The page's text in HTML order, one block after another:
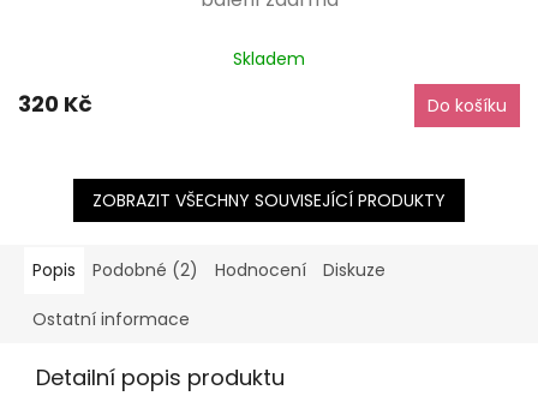
hodnocení
5
hvězdiček.
Skladem
320 Kč Do košíku
ZOBRAZIT VŠECHNY SOUVISEJÍCÍ PRODUKTY
Popis Podobné (2) Hodnocení Diskuze
Ostatní informace
Detailní popis produktu